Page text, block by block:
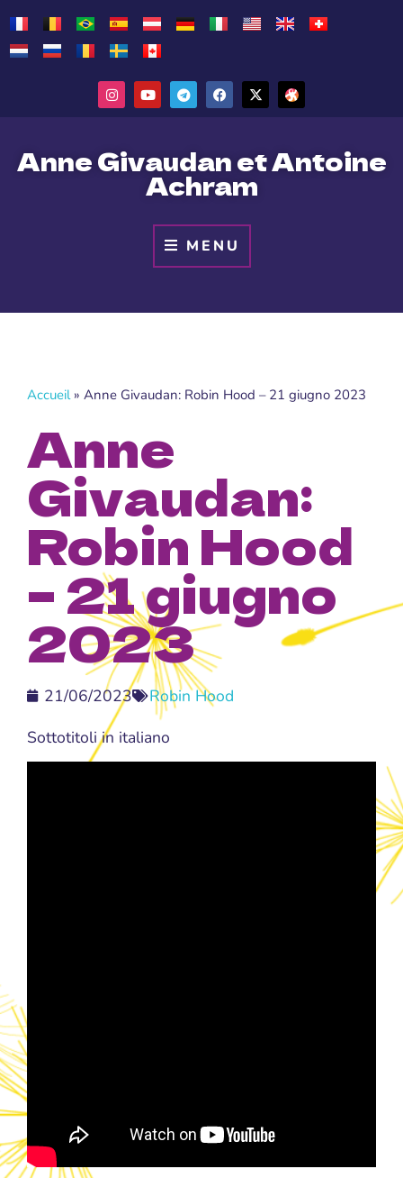
Anne Givaudan et Antoine
Achram
MENU
Accueil» Anne Givaudan: Robin Hood – 21 giugno 2023
Anne
Givaudan:
Robin Hood
– 21 giugno
2023
21/06/2023
Robin Hood
Sottotitoli in italiano